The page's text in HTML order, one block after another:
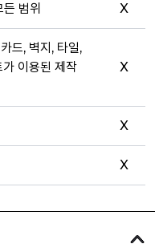
범위 X
드, 벽지, 타일,
이용된 제작
X
X
X